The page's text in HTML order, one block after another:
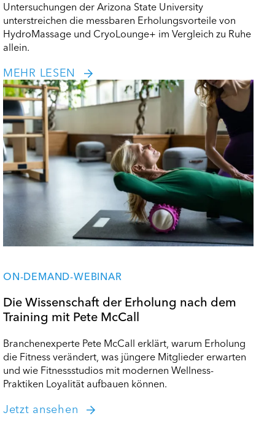
Untersuchungen der Arizona State University
unterstreichen die messbaren Erholungsvorteile von
HydroMassage und CryoLounge+ im Vergleich zu Ruhe
allein.
MEHR LESEN
ON-DEMAND-WEBINAR
Die Wissenschaft der Erholung nach dem
Training mit Pete McCall
Branchenexperte Pete McCall erklärt, warum Erholung
die Fitness verändert, was jüngere Mitglieder erwarten
und wie Fitnessstudios mit modernen Wellness-
Praktiken Loyalität aufbauen können.
Jetzt ansehen